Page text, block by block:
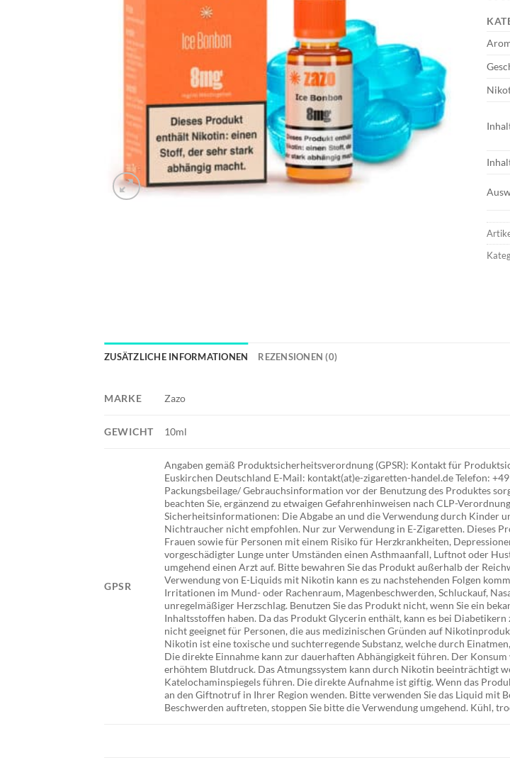
ZUSÄTZLICHE INFORMATIONEN REZENSIONEN (0)
MARKE Zazo
GEWICHT 10ml
GPSR
Angaben gemäß Produktsicherheitsverordnung (GPSR): Kontakt für
Euskirchen Deutschland E-Mail: kontakt(at)e-zigaretten-handel.de Telefon:
Packungsbeilage/ Gebrauchsinformation vor der Benutzung des Produktes
beachten Sie, ergänzend zu etwaigen Gefahrenhinweisen nach CLP-
Sicherheitsinformationen: Die Abgabe an und die Verwendung durch Kinder
Nichtraucher nicht empfohlen. Nur zur Verwendung in E-Zigaretten. Dieses
Frauen sowie für Personen mit einem Risiko für Herzkrankheiten,
vorgeschädigter Lunge unter Umständen einen Asthmaanfall, Luftnot oder
umgehend einen Arzt auf. Bitte bewahren Sie das Produkt außerhalb der
Verwendung von E-Liquids mit Nikotin kann es zu nachstehenden Folgen
Irritationen im Mund- oder Rachenraum, Magenbeschwerden, Schluckauf,
unregelmäßiger Herzschlag. Benutzen Sie das Produkt nicht, wenn Sie ein
Inhaltsstoffen haben. Da das Produkt Glycerin enthält, kann es bei
nicht geeignet für Personen, die aus medizinischen Gründen auf
Nikotin ist eine toxische und suchterregende Substanz, welche durch
Die direkte Einnahme kann zur dauerhaften Abhängigkeit führen. Der
erhöhtem Blutdruck. Das Atmungssystem kann durch Nikotin beeinträchtigt
Katelochaminspiegels führen. Die direkte Aufnahme ist giftig. Wenn das
an den Giftnotruf in Ihrer Region wenden. Bitte verwenden Sie das Liquid mit
Beschwerden auftreten, stoppen Sie bitte die Verwendung umgehend. Kühl,